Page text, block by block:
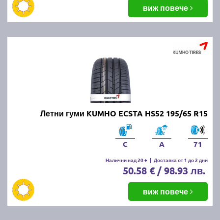
балансировка и реглаж на предния и задния мост.
Неравномерното износване може да е знак за
гуми.
Как да се грижим за летните
Проверявайте редовно налягането, дълбочината
на протектора и състоянието на гумите. Избягвайте
рязко спиране и агресивно шофиране, тъй като
това води до по-бързо износване. Почиствайте
гумите от кал и камъчета и ги проверявайте за
Как се съхраняват зимните и
летни гуми?
виж повече
Летни гуми KUMHO ECSTA HS52 195/65 R15
C A 71
Налични над 20 + | Доставка от 1 до 2 дни
50.58 € / 98.93 лв.
виж повече